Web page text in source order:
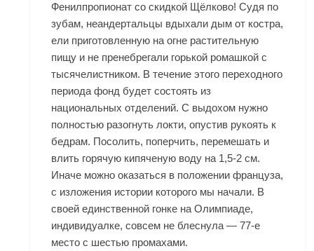
Фенилпропионат со скидкой Щёлково! Судя по
зубам, неандертальцы вдыхали дым от костра,
ели приготовленную на огне растительную
пищу и не пренебрегали горькой ромашкой с
тысячелистником. В течение этого переходного
периода фонд будет состоять из
национальных отделений. С выдохом нужно
полностью разогнуть локти, опустив рукоять к
бедрам. Посолить, поперчить, перемешать и
влить горячую кипяченую воду на 1,5-2 см.
Иначе можно оказаться в положении француза,
с изложения истории которого мы начали. В
своей единственной гонке на Олимпиаде,
индивидуалке, совсем не блеснула — 77-е
место с шестью промахами.